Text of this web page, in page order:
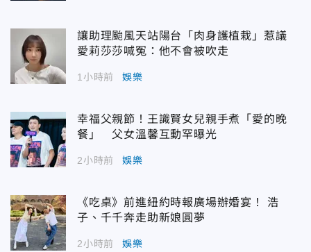
讓助理颱風天站陽台「肉身護植栽」惹議
愛莉莎莎喊冤：他不會被吹走
1小時前 娛樂
幸福父親節！王識賢女兒親手煮「愛的晚
餐」 父女溫馨互動罕曝光
2小時前 娛樂
《吃桌》前進紐約時報廣場辦婚宴！ 浩
子、千千奔走助新娘圓夢
2小時前 娛樂